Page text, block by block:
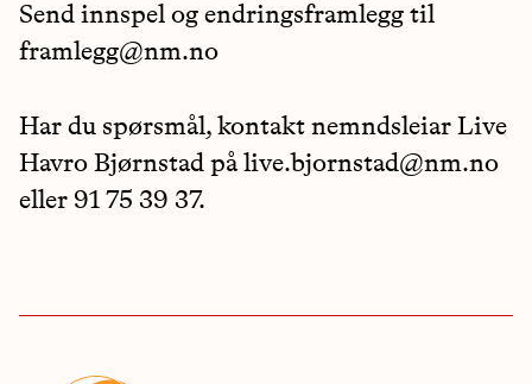
Send innspel og endringsframlegg til
framlegg@nm.no
Har du spørsmål, kontakt nemndsleiar Live
Havro Bjørnstad på live.bjornstad@nm.no
eller 91 75 39 37.